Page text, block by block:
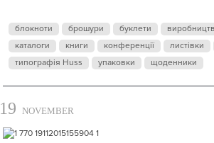
блокноти брошури буклети
каталоги
книги конференції листівки
типографія Huss
упаковки щоденники
19 NOVEMBER